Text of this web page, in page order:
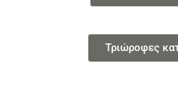
Τριώροφες